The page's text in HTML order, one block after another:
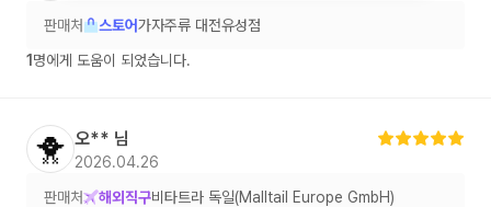
판매처 스토어가자주류 대전유성점
1 명에게 도움이 되었습니다.
🐥 오** 님
2026.04.26
판매처 해외직구비타트라 독일(Malltail Europe GmbH)